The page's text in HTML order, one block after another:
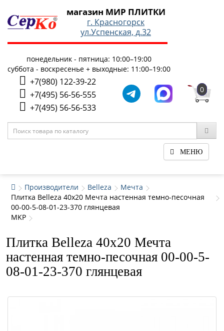
магазин МИР ПЛИТКИ
г. Красногорск
ул.Успенская, д.32
понедельник - пятница: 10:00–19:00
суббота - воскресенье + выходные: 11:00–19:00
+7(980) 122-39-22
+7(495) 56-56-555
+7(495) 56-56-533
0
МЕНЮ
Производители Belleza
Мечта
Плитка Belleza 40x20 Мечта настенная темно-песочная
00-00-5-08-01-23-370 глянцевая
MKP
Плитка Belleza 40x20 Мечта
настенная темно-песочная 00-00-5-
08-01-23-370 глянцевая